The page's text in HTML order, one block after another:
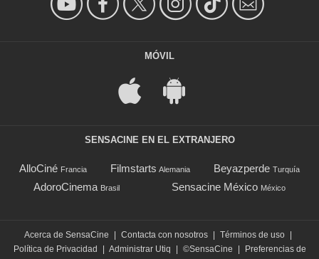
MÓVIL
SENSACINE EN EL EXTRANJERO
AlloCiné Francia Filmstarts Alemania Beyazperde Turquía
AdoroCinema Brasil Sensacine México México
Acerca de SensaCine Contacta con nosotros Términos de uso
Política de Privacidad
Administrar Utiq ©SensaCine
Preferencias de